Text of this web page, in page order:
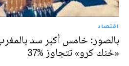
اقتصاد
بالصور: خامس أكبر سد
«خنك كرو» تتجاوز %37